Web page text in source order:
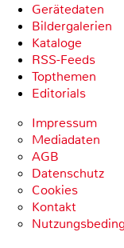
Gerätedaten
Bildergalerien
Kataloge
RSS-Feeds
Topthemen
Editorials
Impressum
Mediadaten
AGB
Datenschutz
Cookies
Kontakt